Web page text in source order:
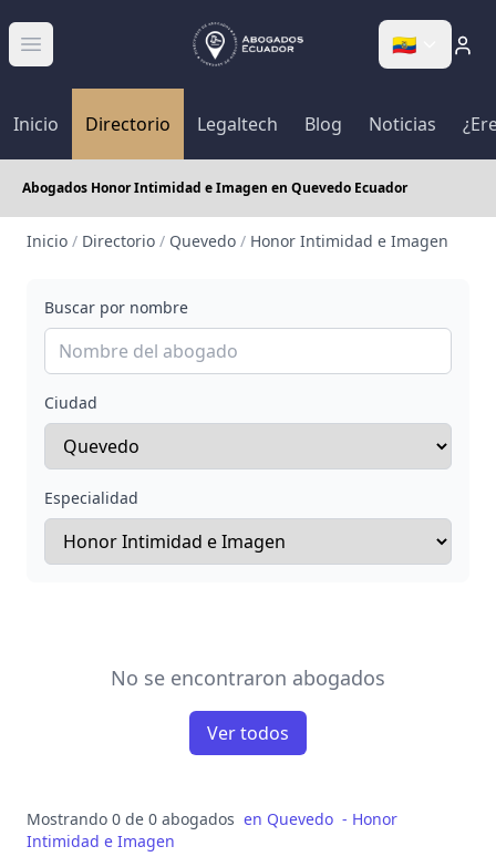
Abrir menú 🇪🇨
Inicio Directorio Legaltech Blog Noticias
Abogados Honor Intimidad e Imagen en Quevedo Ecuador
Inicio / Directorio / Quevedo / Honor Intimidad e Imagen
Buscar por nombre
Ciudad
Especialidad
No se encontraron abogados
Ver todos
Mostrando 0 de 0 abogados en Quevedo - Honor
Intimidad e Imagen